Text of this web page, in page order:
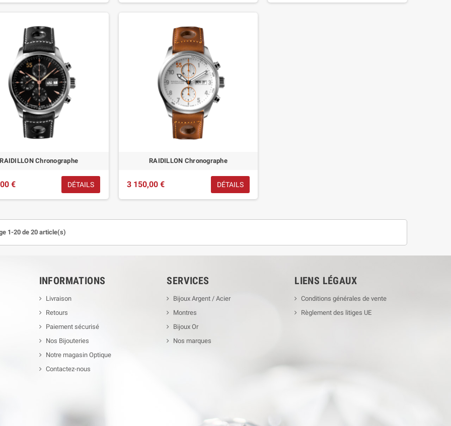
RAIDILLON Chronographe
€ DÉTAILS
RAIDILLON Chronographe
3 150,00 € DÉTAILS
1-20 de 20 article(s)
INFORMATIONS
Livraison
Retours
Paiement sécurisé
Nos Bijouteries
Notre magasin Optique
Contactez-nous
SERVICES
Bijoux Argent / Acier
Montres
Bijoux Or
Nos marques
LIENS LÉGAUX
Conditions générales de vente
Règlement des litiges UE